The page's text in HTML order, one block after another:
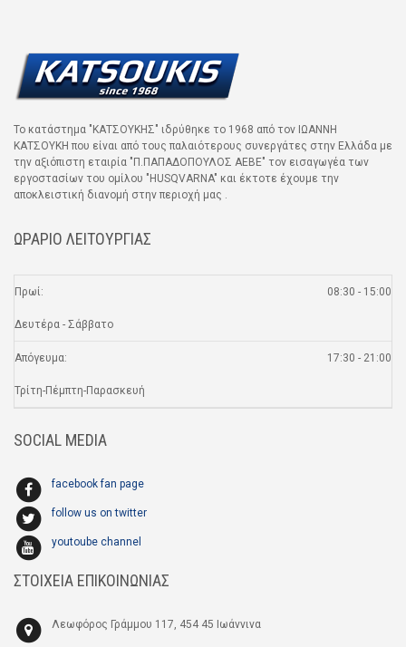
Το κατάστημα "ΚΑΤΣΟΥΚΗΣ" ιδρύθηκε το 1968 από τον ΙΩΑΝΝΗ
ΚΑΤΣΟΥΚΗ που είναι από τους παλαιότερους συνεργάτες στην Ελλάδα με
την αξιόπιστη εταιρία "Π.ΠΑΠΑΔΟΠΟΥΛΟΣ ΑΕΒΕ" τον εισαγωγέα των
εργοστασίων του ομίλου "HUSQVARNA" και έκτοτε έχουμε την
αποκλειστική διανομή στην περιοχή μας .
ΩΡΑΡΙΟ ΛΕΙΤΟΥΡΓΙΑΣ
Πρωί:
Δευτέρα - Σάββατο
08:30 - 15:00
Απόγευμα:
Τρίτη-Πέμπτη-Παρασκευή
17:30 - 21:00
SOCIAL MEDIA
facebook fan page
follow us on twitter
youtoube channel
ΣΤΟΙΧΕΙΑ ΕΠΙΚΟΙΝΩΝΙΑΣ
Λεωφόρος Γράμμου 117, 454 45 Ιωάννινα